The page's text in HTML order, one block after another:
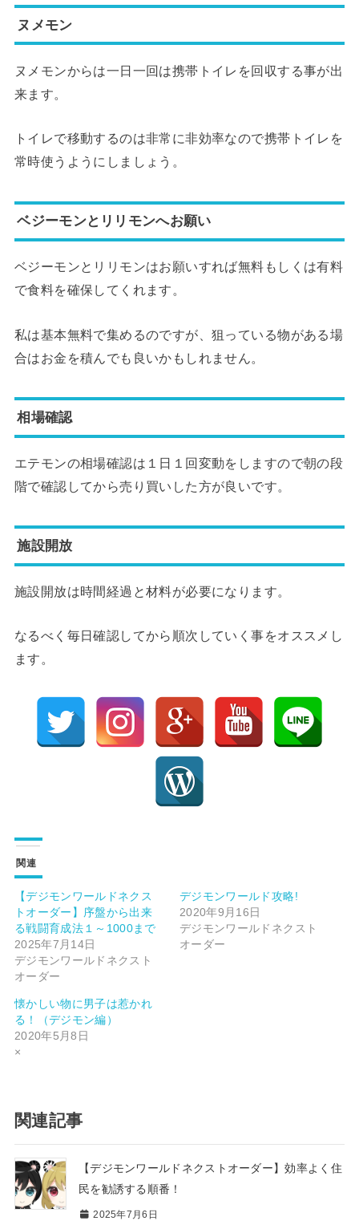
ヌメモン
ヌメモンからは一日一回は携帯トイレを回収する事が出
来ます。
トイレで移動するのは非常に非効率なので携帯トイレを
常時使うようにしましょう。
ベジーモンとリリモンへお願い
ベジーモンとリリモンはお願いすれば無料もしくは有料
で食料を確保してくれます。
私は基本無料で集めるのですが、狙っている物がある場
合はお金を積んでも良いかもしれません。
相場確認
エテモンの相場確認は１日１回変動をしますので朝の段
階で確認してから売り買いした方が良いです。
施設開放
施設開放は時間経過と材料が必要になります。
なるべく毎日確認してから順次していく事をオススメし
ます。
関連
【デジモンワールドネクス
トオーダー】序盤から出来
る戦闘育成法１～1000まで
2025年7月14日
デジモンワールドネクスト
オーダー
デジモンワールド攻略!
2020年9月16日
デジモンワールドネクスト
オーダー
懐かしい物に男子は惹かれ
る！（デジモン編）
2020年5月8日
×
関連記事
【デジモンワールドネクストオーダー】効率よく住
民を勧誘する順番！
2025年7月6日